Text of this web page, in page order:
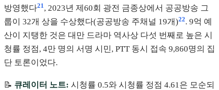
방영했다21 , 2023년 제60회 광전 금종상에서 공공방송 그
룹이 32개 상을 수상했다(공공방송 주채널 19개)22. 9억 예
산이 지탱한 것은 대만 드라마 역사상 다섯 번째로 높은 시
청률 정점, 4만 명의 서명 시민, PTT 동시 접속 9,860명의 집
단 토론이었다.
📝 큐레이터 노트: 시청률 0.5와 시청률 정점 4.61은 모순되